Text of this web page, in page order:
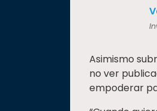
Asimismo
no ver
empoderar